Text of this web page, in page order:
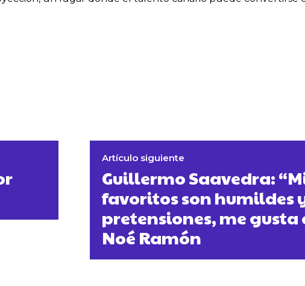
Artículo siguiente
Guillermo Saavedra:
favoritos son humildes
pretensiones, me gusta
Noé Ramón